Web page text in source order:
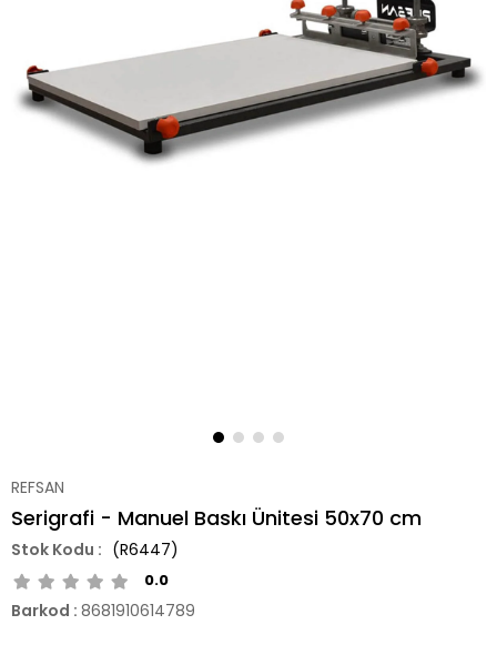
REFSAN
Serigrafi - Manuel Baskı Ünitesi 50x70 cm
(R6447)
0.0
Barkod : 8681910614789